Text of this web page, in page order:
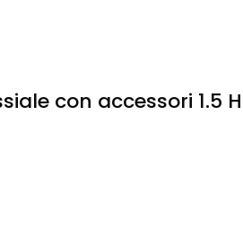
con accessori 1.5